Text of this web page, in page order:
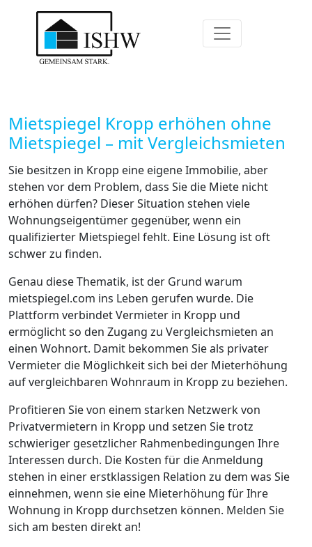
Mietspiegel Kropp erhöhen ohne
Mietspiegel – mit Vergleichsmieten
Sie besitzen in Kropp eine eigene Immobilie, aber
stehen vor dem Problem, dass Sie die Miete nicht
erhöhen dürfen? Dieser Situation stehen viele
Wohnungseigentümer gegenüber, wenn ein
qualifizierter Mietspiegel fehlt. Eine Lösung ist oft
schwer zu finden.
Genau diese Thematik, ist der Grund warum
mietspiegel.com ins Leben gerufen wurde. Die
Plattform verbindet Vermieter in Kropp und
ermöglicht so den Zugang zu Vergleichsmieten an
einen Wohnort. Damit bekommen Sie als privater
Vermieter die Möglichkeit sich bei der Mieterhöhung
auf vergleichbaren Wohnraum in Kropp zu beziehen.
Profitieren Sie von einem starken Netzwerk von
Privatvermietern in Kropp und setzen Sie trotz
schwieriger gesetzlicher Rahmenbedingungen Ihre
Interessen durch. Die Kosten für die Anmeldung
stehen in einer erstklassigen Relation zu dem was Sie
einnehmen, wenn sie eine Mieterhöhung für Ihre
Wohnung in Kropp durchsetzen können. Melden Sie
sich am besten direkt an!